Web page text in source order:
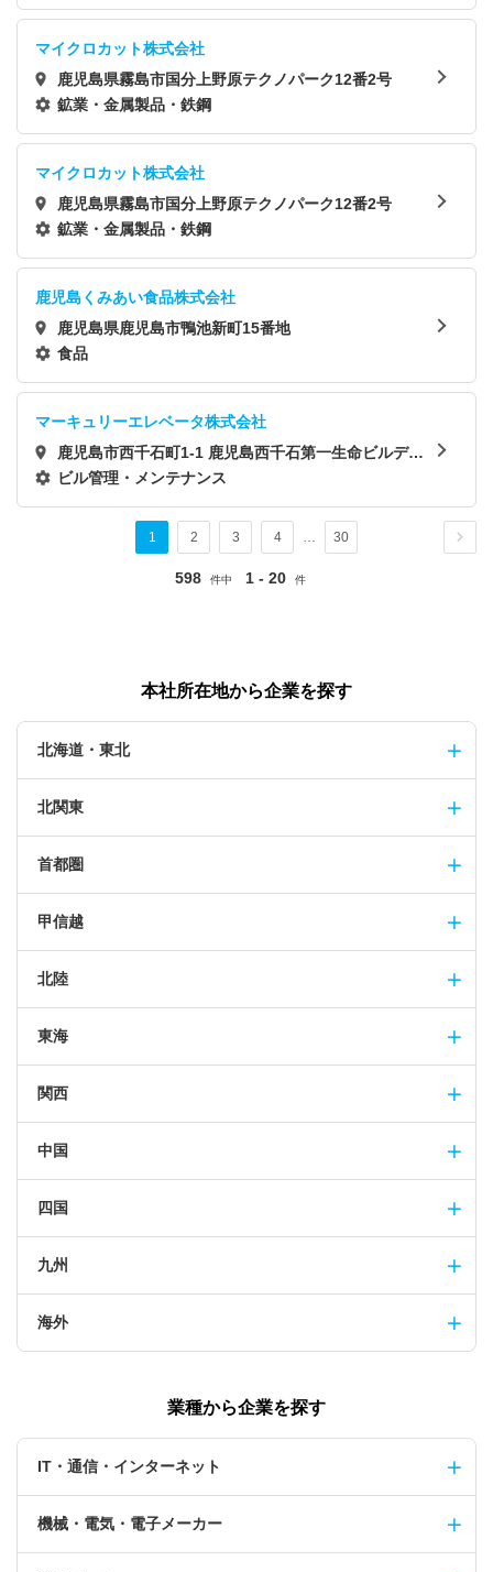
マイクロカット株式会社
鹿児島県霧島市国分上野原テクノパーク12番2号
鉱業・金属製品・鉄鋼
マイクロカット株式会社
鹿児島県霧島市国分上野原テクノパーク12番2号
鉱業・金属製品・鉄鋼
鹿児島くみあい食品株式会社
鹿児島県鹿児島市鴨池新町15番地
食品
マーキュリーエレベータ株式会社
鹿児島市西千石町1-1 鹿児島西千石第一生命ビルディ
ング5F
ビル管理・メンテナンス
1 2 3 4 … 30
598 件中 1 - 20 件
本社所在地から企業を探す
北海道・東北
北関東
首都圏
甲信越
北陸
東海
関西
中国
四国
九州
海外
業種から企業を探す
IT・通信・インターネット
機械・電気・電子メーカー